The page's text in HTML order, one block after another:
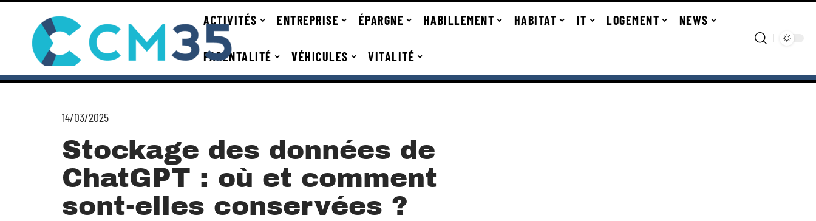
ACTIVITÉS ENTREPRISE ÉPARGNE HABILLEMENT HABITAT IT LOGEMENT NEWS
PARENTALITÉ VÉHICULES VITALITÉ
14/03/2025
Stockage des données de
ChatGPT : où et comment
sont-elles conservées ?